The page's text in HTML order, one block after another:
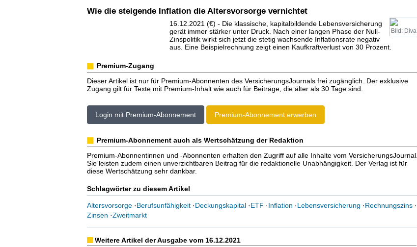
Wie die steigende Inflation die Altersvorsorge vernichtet
Bild: Diva
16.12.2021 (€) - Die klassische, kapitalbildende Lebensversicherung
gerät immer stärker unter Druck. Nach einer langen Phase der Null-
Zinspolitik wirkt sich jetzt die stetig wachsende Inflationsrate negativ
aus. Eine Beispielrechnung zeigt einen Kaufkraftverlust von 30 Prozent.
Premium-Zugang
Dieser Artikel ist nur für Premium-Abonnenten des VersicherungsJournals frei zugänglich. Der exklusive
Zugang gilt für Texte mit Premium-Inhalt wie auch für Beiträge, die älter als 30 Tage sind.
Login mit Premium-Abonnement Premium-Abonnement erwerben
Premium-Abonnement auch als Wertschätzung der Redaktion
Premium-Abonnentinnen und -Abonnenten erhalten den Zugriff auf alle Inhalte vom VersicherungsJournal.
Sie leisten zudem einen unverzichtbaren Beitrag für die redaktionelle Unabhängigkeit. Der Verlag ist für
diese Wertschätzung sehr dankbar.
Schlagwörter zu diesem Artikel
Altersvorsorge·Berufsunfähigkeit·Deckungskapital·ETF ·Inflation ·Lebensversicherung ·Rechnungszins·
Zinsen ·Zweitmarkt
Weitere Artikel der Ausgabe vom 16.12.2021